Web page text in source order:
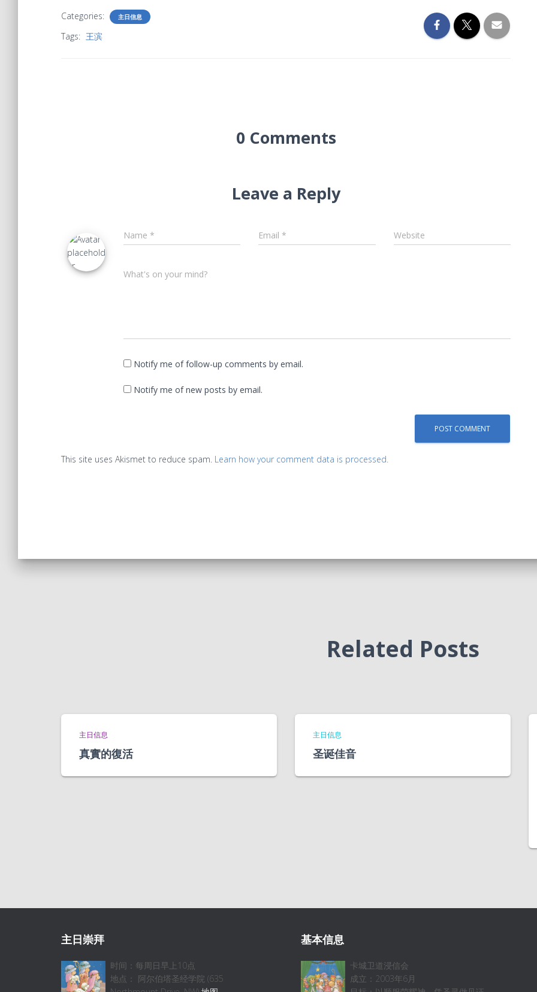
Categories: 主日信息
Tags: 王滨
0 Comments
Leave a Reply
Name * Email * Website
What's on your mind?
Notify me of follow-up comments by email.
Notify me of new posts by email.
This site uses Akismet to reduce spam. Learn how your comment data is processed.
Related Posts
主日信息
真實的復活
主日信息
圣诞佳音
主日崇拜
时间：每周日早上10点
地点： 阿尔伯塔圣经学院 (635
基本信息
卡城卫道浸信会
成立：2003年6月